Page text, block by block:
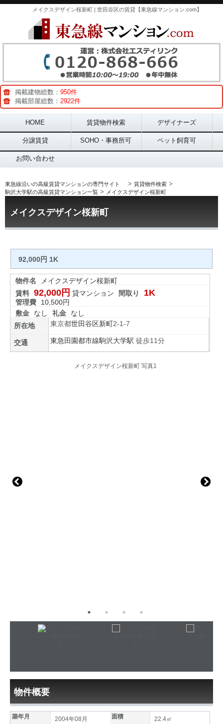
メイクスデザイン桜新町 | 世田谷区の賃貸【東急線マンション.com】
掲載建物総数： 950件
掲載部屋総数： 2922件
Main menu
HOME 賃貸物件検索 デザイナーズ
分譲賃貸 SOHO・事務所可 ペット飼育可
お問い合わせ
東急線沿いの高級賃貸マンションの専門サイト > 賃貸物件検索 >
駒沢大学駅の高級賃貸マンション一覧 > メイクスデザイン桜新町
メイクスデザイン桜新町
92,000円 1K
物件名
メイクスデザイン桜新町
賃料 92,000円 貸マンション 間取り 1K
管理費
10,500円
敷金
なし 礼金
なし
所在地
東京都世田谷区新町2-1-7
交通 東急田園都市線駒沢大学駅 徒歩11分
物件概要
築年月 2004年08月 面積
22.4㎡